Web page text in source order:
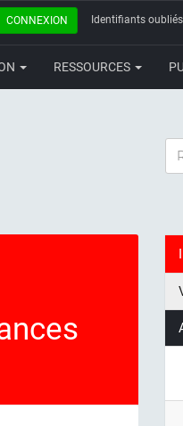
CONNEXION Identifiants
RESSOURCES